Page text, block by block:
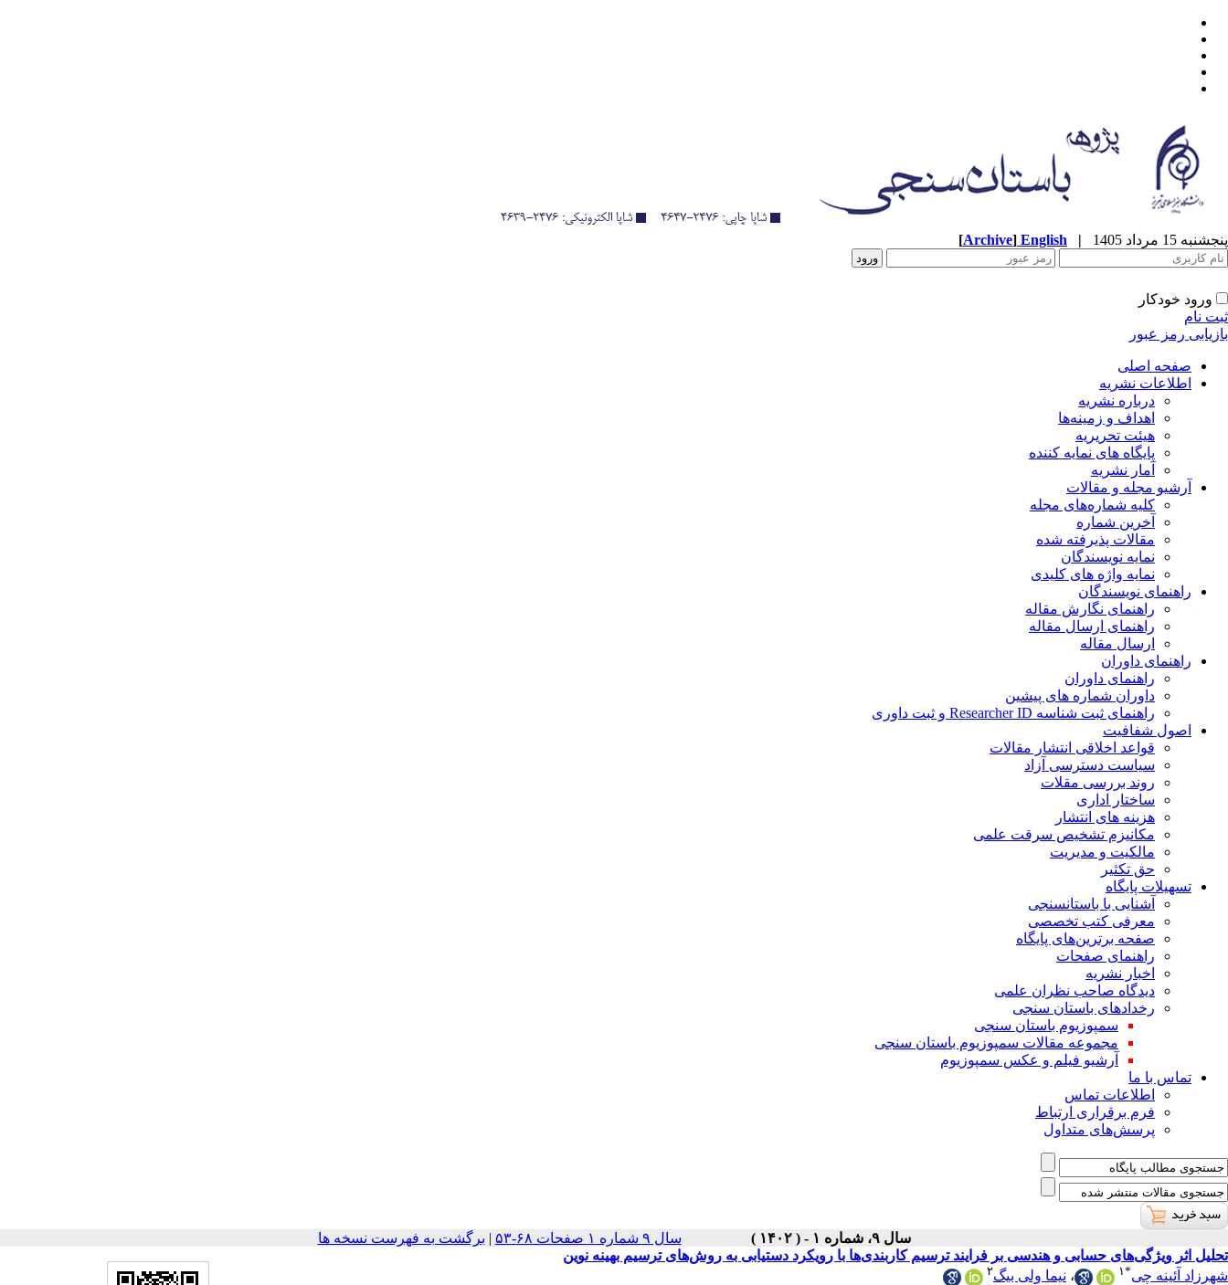
پنجشنبه 15 مرداد 1405 |
English
[Archive]
ورود خودکار
ثبت نام
بازیابی رمز عبور
صفحه اصلی
اطلاعات نشریه
درباره نشریه
اهداف و زمینه‌ها
هیئت تحریریه
پایگاه های نمایه کننده
آمار نشریه
آرشیو مجله و مقالات
کلیه شماره‌های مجله
آخرین شماره
مقالات پذیرفته شده
نمایه نویسندگان
نمایه واژه های کلیدی
راهنمای نویسندگان
راهنمای نگارش مقاله
راهنمای ارسال مقاله
ارسال مقاله
راهنمای داوران
راهنمای داوران
داوران شماره های پیشین
راهنمای ثبت شناسه Researcher ID و ثبت داوری
اصول شفافیت
قواعد اخلاقی انتشار مقالات
سیاست دسترسی آزاد
روند بررسی مقلات
ساختار اداری
هزینه های انتشار
ﻣﮑﺎﻧﯿﺰم ﺗﺸﺨﯿﺺ ﺳﺮﻗﺖ ﻋﻠﻤﯽ
مالکیت و مدیریت
حق تکثیر
تسهیلات پایگاه
آشنایی با باستانسنجی
معرفی کتب تخصصی
صفحه برترین‌های پایگاه
راهنمای صفحات
اخبار نشریه
دیدگاه صاحب نظران علمی
رخدادهای باستان سنجی
سمپوزیوم باستان سنجی
مجموعه مقالات سمپوزیوم باستان سنجی
آرشیو فیلم و عکس سمپوزیوم
تماس با ما
اطلاعات تماس
فرم برقراری ارتباط
پرسش‌های متداول
سال ۹، شماره ۱ - ( ۱۴۰۲ ) سال ۹ شماره ۱ صفحات ۶۸-۵۳ | برگشت به فهرست نسخه ها
تحلیل اثر ویژگی‌های حسابی و هندسی بر فرایند ترسیم کاربندی‌ها با رویکرد دستیابی به روش‌های ترسیم بهینه نوین
شهرزاد آئینه چی*۱ ، نیما ولی بیگ۲